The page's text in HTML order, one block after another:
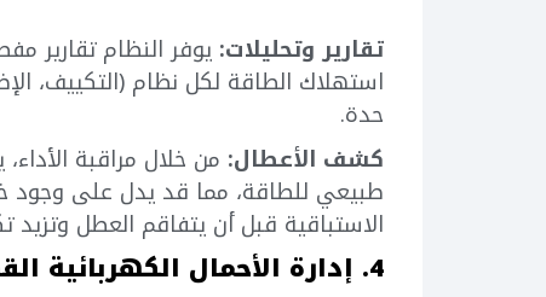
تقارير وتحليلات:
استهلاك الطاقة لكل نظام (التكييف،
حدة.
كشف الأعطال: من خلال مراقبة
طبيعي للطاقة، مما قد يدل على وجود
الاستباقية قبل أن يتفاقم العطل وتزيد
4. إدارة الأحمال الكهربائية القصوى (Peak Load Management)